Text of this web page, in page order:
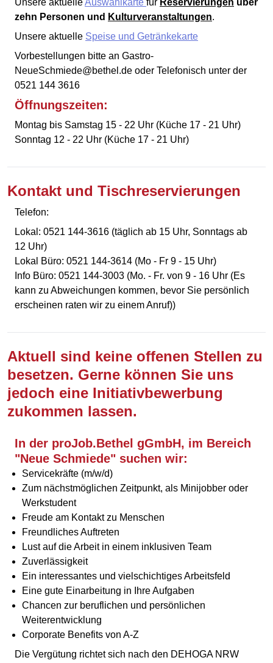
Unsere aktuelleAuswahlkarte für Reservierungen über
zehn Personen und Kulturveranstaltungen.
Unsere aktuelle Speise und Getränkekarte
Vorbestellungen bitte an Gastro-
NeueSchmiede@bethel.de oder Telefonisch unter der
0521 144 3616
Öffnungszeiten:
Montag bis Samstag 15 - 22 Uhr (Küche 17 - 21 Uhr)
Sonntag 12 - 22 Uhr (Küche 17 - 21 Uhr)
Kontakt und Tischreservierungen
Telefon:
Lokal: 0521 144-3616 (täglich ab 15 Uhr, Sonntags ab
12 Uhr)
Lokal Büro: 0521 144-3614 (Mo - Fr 9 - 15 Uhr)
Info Büro: 0521 144-3003 (Mo. - Fr. von 9 - 16 Uhr (Es
kann zu Abweichungen kommen, bevor Sie persönlich
erscheinen raten wir zu einem Anruf))
Aktuell sind keine offenen Stellen zu
besetzen. Gerne können Sie uns
jedoch eine Initiativbewerbung
zukommen lassen.
In der proJob.Bethel gGmbH, im Bereich
"Neue Schmiede" suchen wir:
Servicekräfte (m/w/d)
Zum nächstmöglichen Zeitpunkt, als Minijobber oder
Werkstudent
Freude am Kontakt zu Menschen
Freundliches Auftreten
Lust auf die Arbeit in einem inklusiven Team
Zuverlässigkeit
Ein interessantes und vielschichtiges Arbeitsfeld
Eine gute Einarbeitung in Ihre Aufgaben
Chancen zur beruflichen und persönlichen
Weiterentwicklung
Corporate Benefits von A-Z
Die Vergütung richtet sich nach den DEHOGA NRW